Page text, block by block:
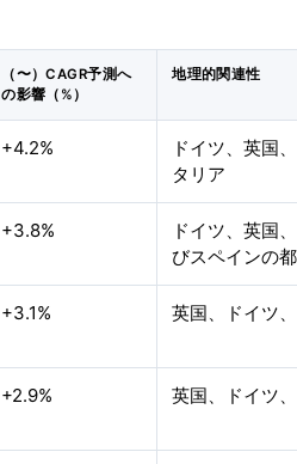
（〜）CAGR予測へ
の影響（%）
地理的関連性
+4.2%
ドイツ、英国
タリア
+3.8%
ドイツ、英国
びスペインの
+3.1% 英国、ドイツ
+2.9% 英国、ドイツ